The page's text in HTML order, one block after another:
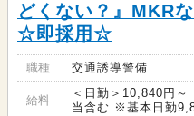
どくない？』MKR
☆即採用☆
職種 交通誘導警備
給料
＜日勤＞10,840円
当含む ※基本日勤